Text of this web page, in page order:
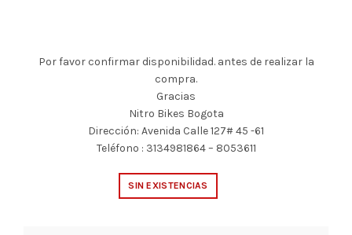
Por favor confirmar disponibilidad. antes de realizar la
compra.
Gracias
Nitro Bikes Bogota
Dirección: Avenida Calle 127# 45 -61
Teléfono : 3134981864 – 8053611
SIN EXISTENCIAS